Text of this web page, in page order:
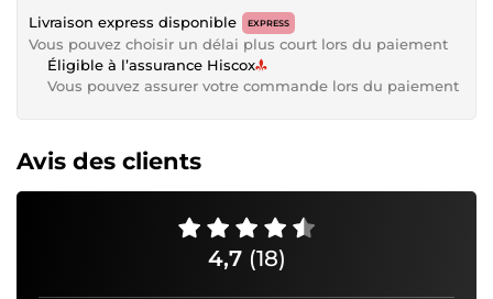
Livraison express disponible EXPRESS
Vous pouvez choisir un délai plus court lors du paiement
Éligible à l’assurance Hiscox
Vous pouvez assurer votre commande lors du paiement
Avis des clients
4,7 (18)